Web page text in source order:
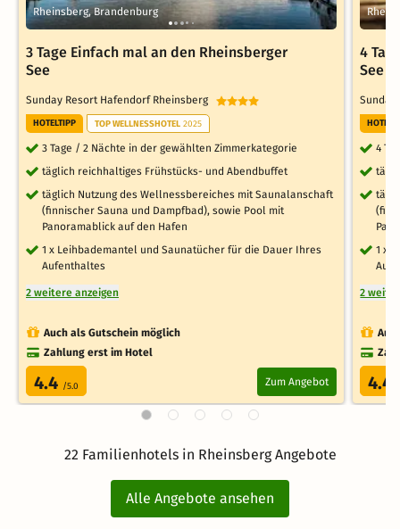
Rheinsberg, Brandenburg
3 Tage Einfach mal an den Rheinsberger
See
Sunday Resort Hafendorf Rheinsberg
HOTELTIPP TOP WELLNESSHOTEL 2025
3 Tage / 2 Nächte in der gewählten Zimmerkategorie
täglich reichhaltiges Frühstücks- und Abendbuffet
täglich Nutzung des Wellnessbereiches mit Saunalanschaft
(finnischer Sauna und Dampfbad), sowie Pool mit
Panoramablick auf den Hafen
1 x Leihbademantel und Saunatücher für die Dauer Ihres
Aufenthaltes
2 weitere anzeigen
Auch als Gutschein möglich
Zahlung erst im Hotel
4.4 /5.0 Zum Angebot
4
See
4
1 x
2
4.4
22 Familienhotels in Rheinsberg Angebote
Alle Angebote ansehen